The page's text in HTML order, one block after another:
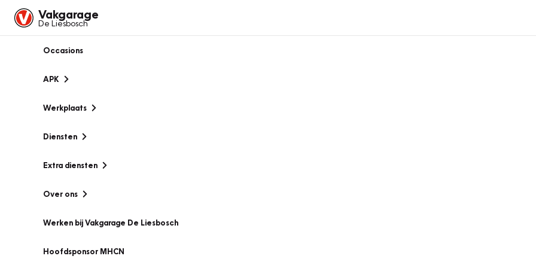
Vakgarage
De Liesbosch
Occasions
APK
Werkplaats
Diensten
Extra diensten
Over ons
Werken bij Vakgarage De Liesbosch
Hoofdsponsor MHCN